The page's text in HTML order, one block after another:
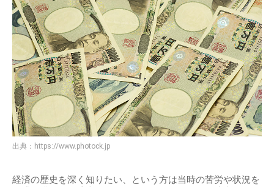
出典： https://www.photock.jp
経済の歴史を深く知りたい、という方は当時の苦労や状況を